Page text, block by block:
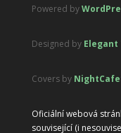
Powered by
Designed by Elegant
Covers by
Oficiální webová
související (i